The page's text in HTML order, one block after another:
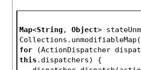
Map<String , Object>
Collections.unmodifiableMap(
for
this .dispatchers) {